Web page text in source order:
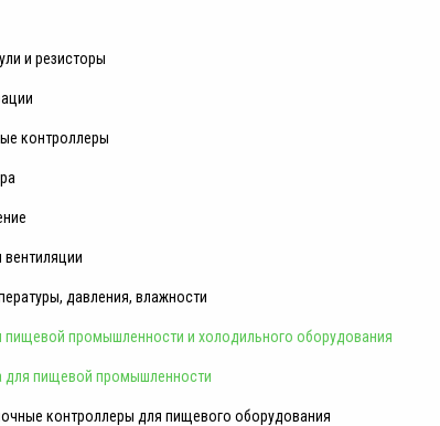
и резисторы
контроллеры
давления, влажности
пищевой промышленности и холодильного оборудования
для пищевой промышленности
контроллеры для пищевого оборудования